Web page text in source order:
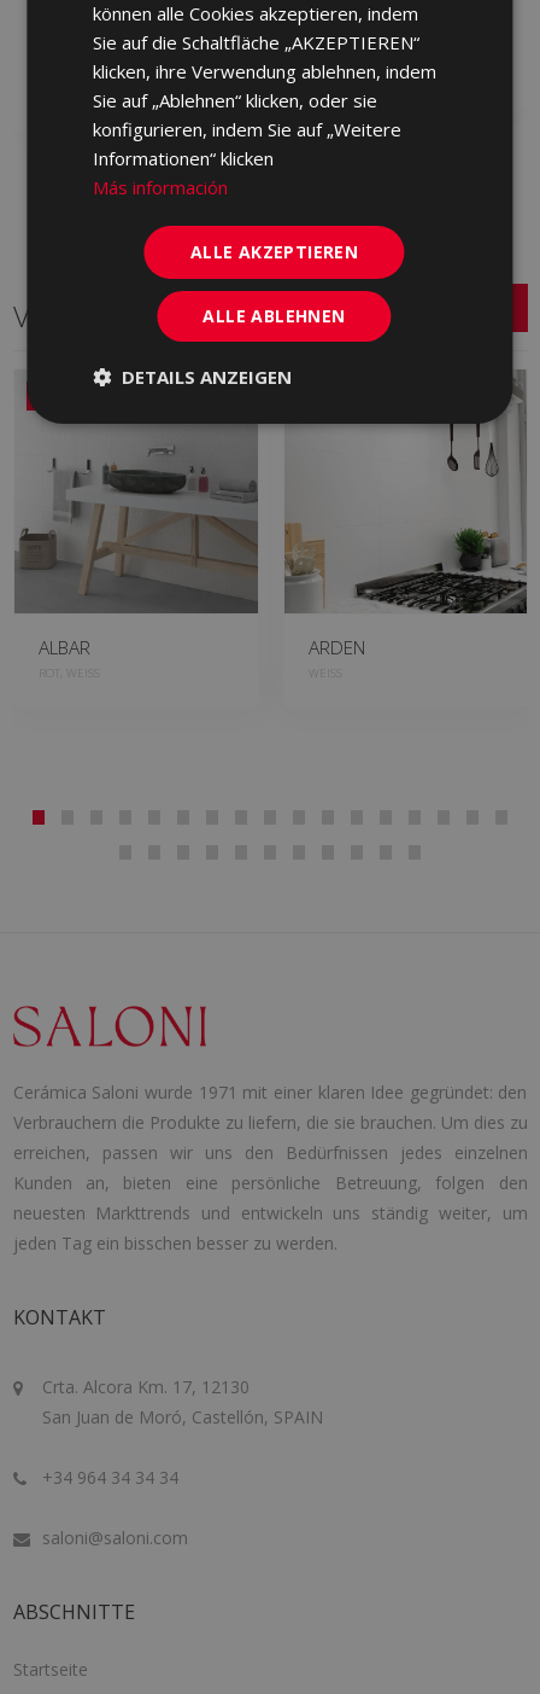
HHP500 | 30x90
Zu Favoriten
hinzufügen
Zu Favoriten
hinzufügen
Verwandte Serien
ALBAR
ROT, WEISS
ARDEN
WEISS
Cerámica Saloni wurde 1971 mit einer klaren Idee gegründet: den
Verbrauchern die Produkte zu liefern, die sie brauchen. Um dies zu
erreichen, passen wir uns den Bedürfnissen jedes einzelnen
Kunden an, bieten eine persönliche Betreuung, folgen den
neuesten Markttrends und entwickeln uns ständig weiter, um
jeden Tag ein bisschen besser zu werden.
KONTAKT
Crta. Alcora Km. 17, 12130
San Juan de Moró, Castellón, SPAIN
+34 964 34 34 34
saloni@saloni.com
ABSCHNITTE
Startseite
können alle Cookies akzeptieren, indem
Sie auf die Schaltfläche „AKZEPTIEREN“
klicken, ihre Verwendung ablehnen, indem
Sie auf „Ablehnen“ klicken, oder sie
konfigurieren, indem Sie auf „Weitere
Informationen“ klicken
Más información
ALLE AKZEPTIEREN
ALLE ABLEHNEN
DETAILS ANZEIGEN